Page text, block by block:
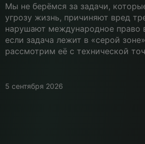
Мы не берёмся за задачи,
угрозу жизнь, причиняют вред
нарушают международное право
если задача лежит в «серой
рассмотрим её с технической
5 сентября 2026